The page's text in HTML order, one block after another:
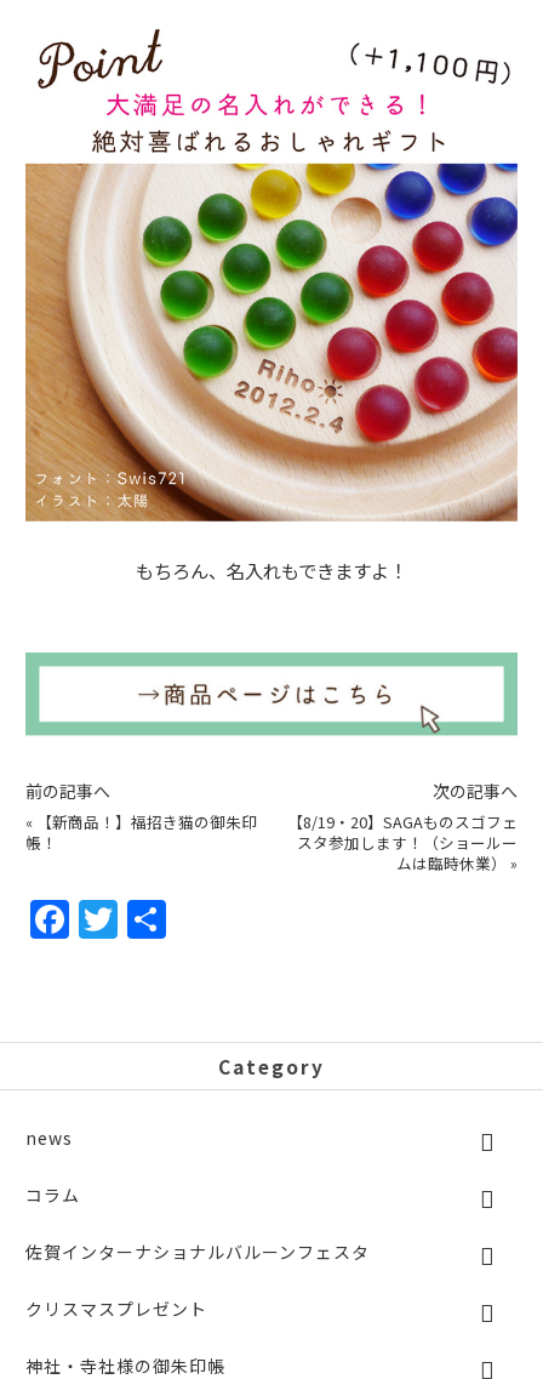
もちろん、名入れもできますよ！
前の記事へ
« 【新商品！】福招き猫の御朱印
帳！
次の記事へ
【8/19・20】SAGAものスゴフェ
スタ参加します！（ショールー
ムは臨時休業）
»
F
e
b
o
k
T
er
Category
news
コラム
佐賀インターナショナルバルーンフェスタ
クリスマスプレゼント
神社・寺社様の御朱印帳